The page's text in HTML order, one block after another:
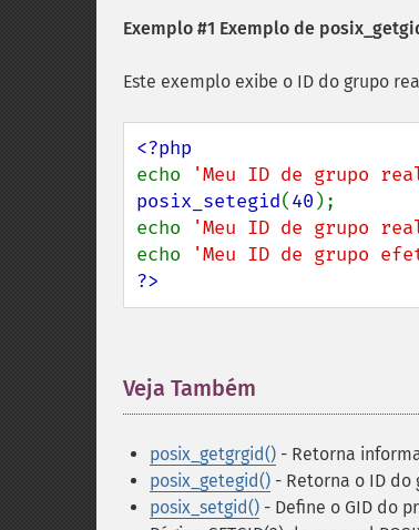
Exemplo #1 Exemplo de
Este exemplo exibe o ID do grupo
echo
'Meu ID de grupo
posix_setegid(40 );
echo
'Meu ID de grupo
echo
'Meu ID de grupo
?>
Veja Também
posix_getgrgid() - Retorna
posix_getegid() - Retorna o ID
posix_setgid() - Define o GID do